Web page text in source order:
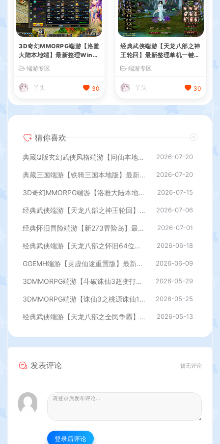
3D奇幻MMORPG端游【洛雅
大陆本地端】最新整理Win一
键服务端+PC客户端+GM工
具+详细搭建教程
端游专区
丫头 30
经典武侠端游【天龙八部之神
王轮回】最新整理单机一键即
玩镜像端+Linux手工服务端+
PC客户端+GM工具+详细搭
建教程
端游专区
丫头 30
猜你喜欢
典藏Q版玄幻武侠风格端游【问仙本地版】最新整理Win系服务端+PC客户端+GM指令+详细搭建教程 2026-07-20
典藏三国端游【铁骑三国本地版】最新整理Win系服务端+PC客户端+详细搭建教程+GM命令教程 2026-07-20
3D奇幻MMORPG端游【洛雅大陆本地端】最新整理Win一键服务端+PC客户端+GM工具+详细搭建教程 2026-07-15
经典武侠端游【天龙八部之神王轮回】最新整理单机一键即玩镜像端+Linux手工服务端+PC客户端+GM工具+详细搭建教程 2026-07-06
经典怀旧冒险端游【新273冒险岛】最新整理Linux手工端+PC客户端+登录器+管理后台+网页注册+详细搭建教程 2026-07-01
经典武侠端游【天龙八部之怀旧64位源端洛洛1.9】最新整理单机一键即玩镜像端+Linux手工服务端+PC客户端+GM工具+网页注册+详细搭建教程 2026-06-18
GGEMH端游【灵虚仙途重置版】最新整理WIN系服务端+PC客户端+网关+内置GM+详细搭建教程+全套源码 2026-06-09
3DMMORPG端游【斗破诛仙3超变打金18职业精修版】最新整理单机一键即玩镜像端+Linux手工服务端+GM工具+网页注册+PC客户端+详细搭建教程 2026-05-29
3DMMORPG端游【诛仙3之桃源诛仙18职业精修版】最新整理单机一键即玩镜像端+Linux手工服务端+GM工具+网页注册+PC客户端+详细搭建教程 2026-05-25
经典武侠端游【天龙八部之全民争霸】最新整理单机一键即玩镜像端+Linux手工服务端+PC客户端+GM工具+详细搭建教程 2026-05-13
发表评论 暂无评论
登录后评论